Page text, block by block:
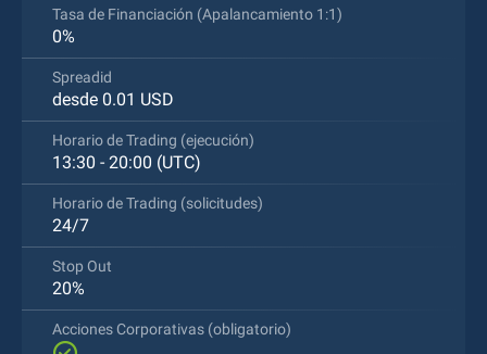
Tasa de Financiación (Apalancamiento 1:1)
0%
Spreadid
desde 0.01 USD
Horario de Trading (ejecución)
13:30 - 20:00 (UTC)
Horario de Trading (solicitudes)
24/7
Stop Out
20%
Acciones Corporativas (obligatorio)